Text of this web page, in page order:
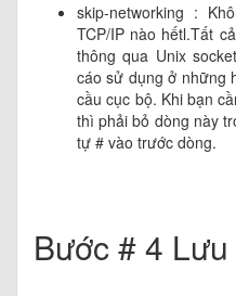
skip-networking :
TCP/IP nào hếtl.Tất
thông qua Unix
cáo sử dụng ở những
cầu cục bộ. Khi bạn
thì phải bỏ dòng này
tự # vào trước dòng.
Bước # 4